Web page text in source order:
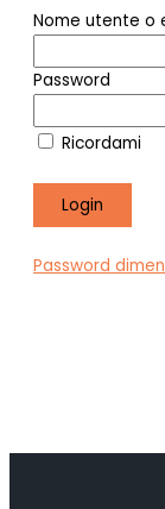
Nome utente o
Password
Ricordami
Password